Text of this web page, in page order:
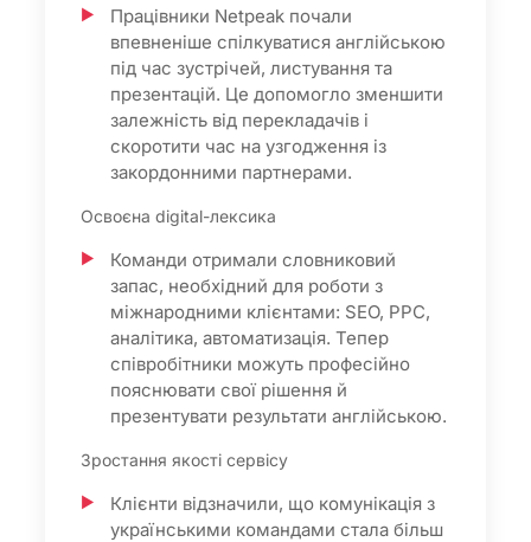
Працівники Netpeak почали
впевненіше спілкуватися англійською
під час зустрічей, листування та
презентацій. Це допомогло зменшити
залежність від перекладачів і
скоротити час на узгодження із
закордонними партнерами.
Освоєна digital-лексика
Команди отримали словниковий
запас, необхідний для роботи з
міжнародними клієнтами: SEO, PPC,
аналітика, автоматизація. Тепер
співробітники можуть професійно
пояснювати свої рішення й
презентувати результати англійською.
Зростання якості сервісу
Клієнти відзначили, що комунікація з
українськими командами стала більш